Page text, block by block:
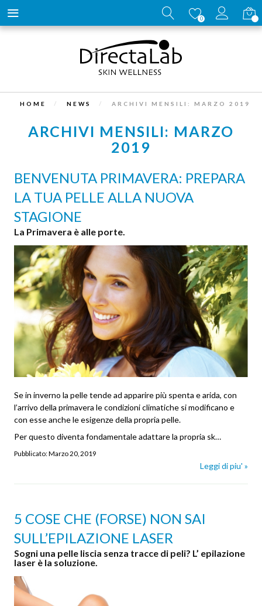
0
HOME NEWS ARCHIVI MENSILI: MARZO 2019
ARCHIVI MENSILI: MARZO
2019
BENVENUTA PRIMAVERA: PREPARA
LA TUA PELLE ALLA NUOVA
STAGIONE
La Primavera è alle porte.
Se in inverno la pelle tende ad apparire più spenta e arida, con
l’arrivo della primavera le condizioni climatiche si modificano e
con esse anche le esigenze della propria pelle.
Per questo diventa fondamentale adattare la propria sk…
Pubblicato:Marzo 20, 2019
Leggi di piu' »
5 COSE CHE (FORSE) NON SAI
SULL’EPILAZIONE LASER
Sogni una pelle liscia senza tracce di peli? L’ epilazione
laser è la soluzione.